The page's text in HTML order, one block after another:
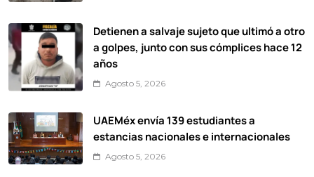
Detienen a salvaje sujeto que ultimó a otro
a golpes, junto con sus cómplices hace 12
años
Agosto 5, 2026
UAEMéx envía 139 estudiantes a
estancias nacionales e internacionales
Agosto 5, 2026